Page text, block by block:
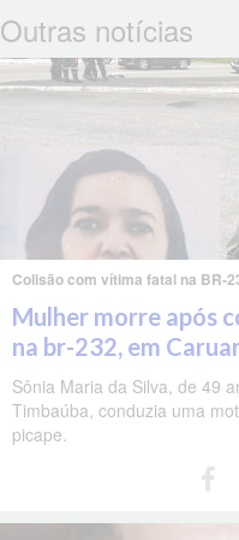
Outras notícias
Colisão com vítima fatal na BR-
Mulher morre após
na br-232, em
Sônia Maria da Silva, de 49
Timbaúba, conduzia uma
picape.